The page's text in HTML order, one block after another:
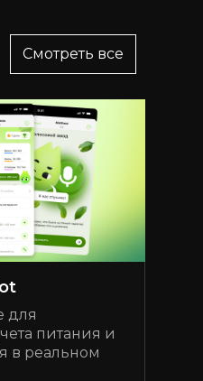
Смотреть все
для
питания и
в реальном